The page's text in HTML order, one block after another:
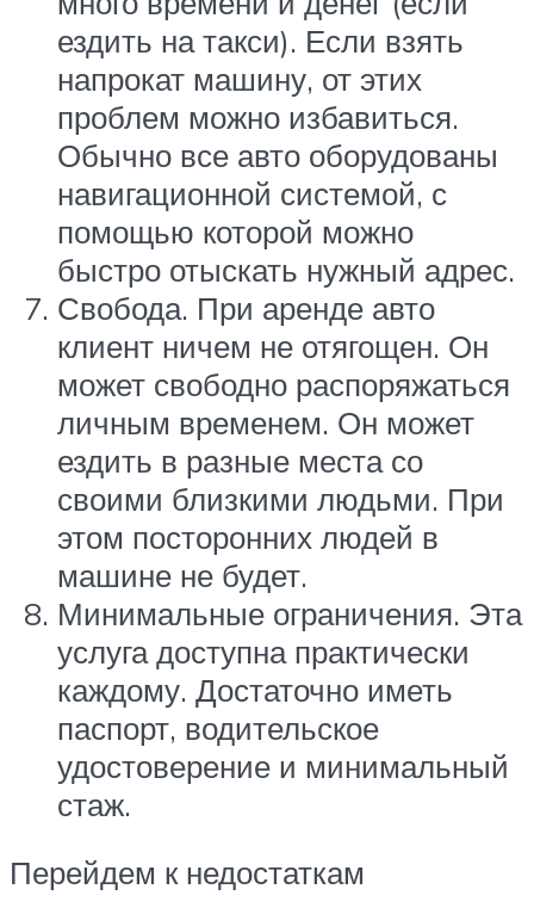
ездить на такси). Если взять
напрокат машину, от этих
проблем можно избавиться.
Обычно все авто оборудованы
навигационной системой, с
помощью которой можно
быстро отыскать нужный адрес.
Свобода. При аренде авто
клиент ничем не отягощен. Он
может свободно распоряжаться
личным временем. Он может
ездить в разные места со
своими близкими людьми. При
этом посторонних людей в
машине не будет.
Минимальные ограничения. Эта
услуга доступна практически
каждому. Достаточно иметь
паспорт, водительское
удостоверение и минимальный
стаж.
Перейдем к недостаткам